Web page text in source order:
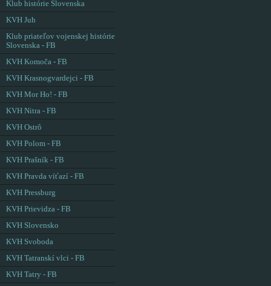
Klub histórie Slovenska
KVH Juh
Klub priateľov vojenskej histórie
Slovenska - FB
KVH Komoča - FB
KVH Krasnogvardejci - FB
KVH Mor Ho! - FB
KVH Nitra - FB
KVH Ostrô
KVH Polom - FB
KVH Prašník - FB
KVH Pravda víťazí - FB
KVH Pressburg
KVH Prievidza - FB
KVH Slovensko
KVH Svoboda
KVH Tatranskí vlci - FB
KVH Tatry - FB